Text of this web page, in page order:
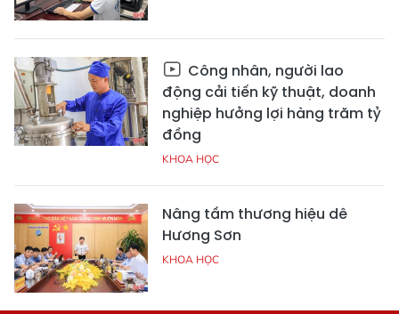
Công nhân, người lao
động cải tiến kỹ thuật, doanh
nghiệp hưởng lợi hàng trăm tỷ
đồng
KHOA HỌC
Nâng tầm thương hiệu dê
Hương Sơn
KHOA HỌC